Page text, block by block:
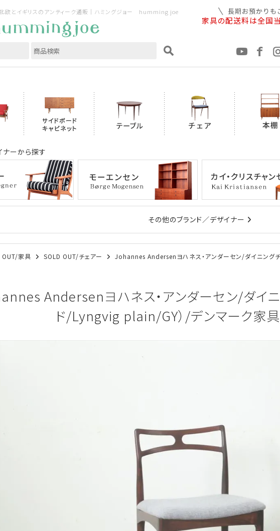
欧とイギリスのアンティーク通販｜ハミングジョー humming joe
家具の配送料は全国
ナーから探す
その他のブランド／デザイナー
OUT/家具 SOLD OUT/チェアー
Johannes Andersenヨハネス・アンダーセン/ダイニング
Andersenヨハネス・アンダーセン/ダイニ
ド/Lyngvig plain/GY）/デンマーク家